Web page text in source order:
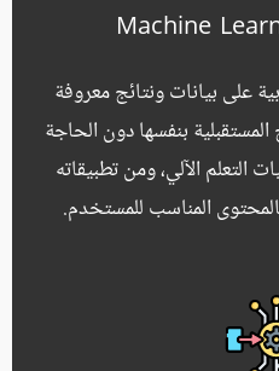
على بيانات ونتائج معروفة
المستقبلية بنفسها دون الحاجة
التعلم الآلي، ومن تطبيقاته
المناسب للمستخدم.